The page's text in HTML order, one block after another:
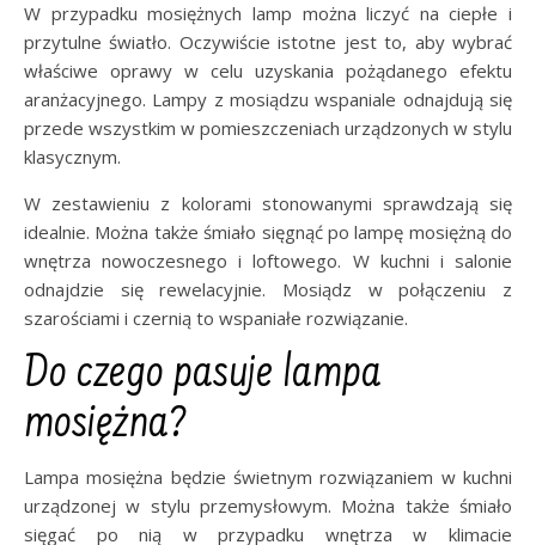
W przypadku mosiężnych lamp można liczyć na ciepłe i
przytulne światło. Oczywiście istotne jest to, aby wybrać
właściwe oprawy w celu uzyskania pożądanego efektu
aranżacyjnego. Lampy z mosiądzu wspaniale odnajdują się
przede wszystkim w pomieszczeniach urządzonych w stylu
klasycznym.
W zestawieniu z kolorami stonowanymi sprawdzają się
idealnie. Można także śmiało sięgnąć po lampę mosiężną do
wnętrza nowoczesnego i loftowego. W kuchni i salonie
odnajdzie się rewelacyjnie. Mosiądz w połączeniu z
szarościami i czernią to wspaniałe rozwiązanie.
Do czego pasuje lampa
mosiężna?
Lampa mosiężna będzie świetnym rozwiązaniem w kuchni
urządzonej w stylu przemysłowym. Można także śmiało
sięgać po nią w przypadku wnętrza w klimacie